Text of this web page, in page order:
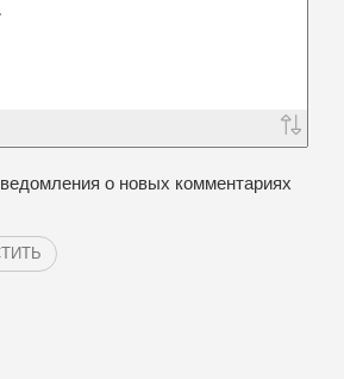
о новых комментариях